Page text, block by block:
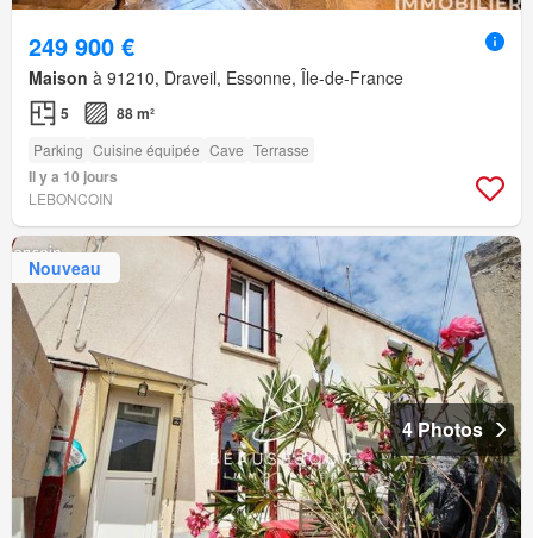
249 900 €
Maison à 91210, Draveil, Essonne, Île-de-France
5 88 m²
Parking Cuisine équipée Cave Terrasse
Il y a 10 jours
LEBONCOIN
Nouveau
4 Photos